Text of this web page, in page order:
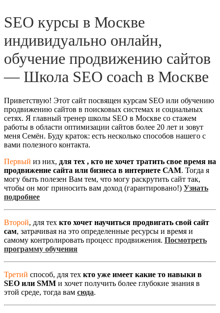
SEO курсы в Москве
индивидуально онлайн,
обучение продвижению сайтов
— Школа SEO coach в Москве
Приветствую! Этот сайт посвящен курсам SEO или обучению
продвижению сайтов в поисковых системах и социальных
сетях. Я главный тренер школы SEO в Москве со стажем
работы в области оптимизации сайтов более 20 лет и зовут
меня Семён. Буду краток: есть несколько способов нашего с
вами полезного контакта.
Первый из них, для тех , кто не хочет тратить свое время на
продвижение сайта или бизнеса в интернете САМ. Тогда я
могу быть полезен Вам тем, что могу раскрутить сайт так,
чтобы он мог приносить вам доход (гарантировано!) Узнать
подробнее
Второй, для тех кто хочет научиться продвигать свой сайт
сам, затрачивая на это определенные ресурсы и время и
самому контролировать процесс продвижения. Посмотреть
программу обучения
Третий способ, для тех кто уже имеет какие то навыки в
SEO или SMM и хочет получить более глубокие знания в
этой среде, тогда вам сюда.